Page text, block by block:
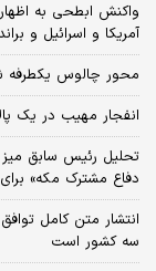
واکنش ابطحی به
آمریکا و اسرائیل و
محور چالوس یکطرفه
انفجار مهیب در یک
تحلیل رئیس سابق میز
دفاع مشترک مکه» برای
انتشار متن کامل
سه کشور است